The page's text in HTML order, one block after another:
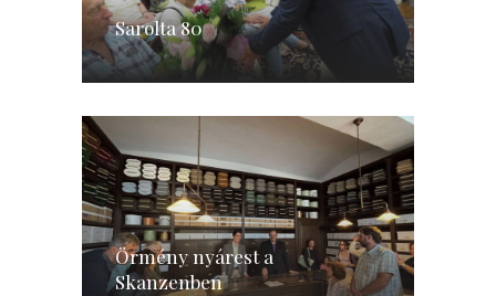
Sarolta 80
Örmény nyárest a
Skanzenben